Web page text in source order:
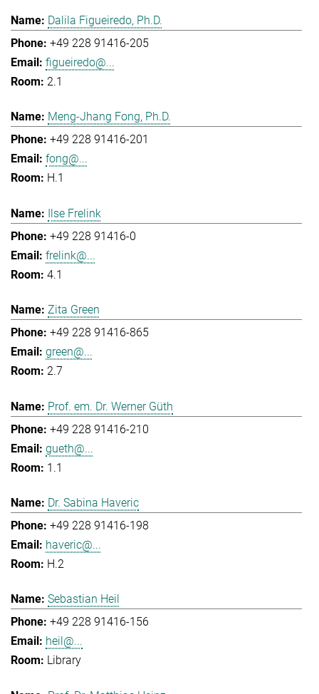
Dalila Figueiredo, Ph.D.
+49 228 91416-205
figueiredo@...
2.1
Meng-Jhang Fong, Ph.D.
+49 228 91416-201
fong@...
H.1
Ilse Frelink
+49 228 91416-0
frelink@...
4.1
Zita Green
+49 228 91416-865
green@...
2.7
Prof. em. Dr. Werner Güth
+49 228 91416-210
gueth@...
1.1
Dr. Sabina Haveric
+49 228 91416-198
haveric@...
H.2
Sebastian Heil
+49 228 91416-156
heil@...
Library